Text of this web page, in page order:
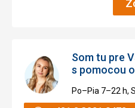
Som tu pre
s pomocou
Po–Pia 7–⁠⁠⁠⁠⁠⁠22 h,